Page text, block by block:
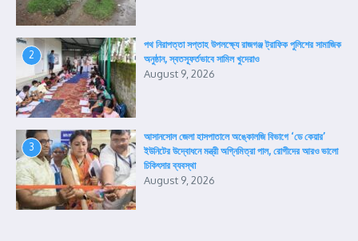
2
পথ নিরাপত্তা সপ্তাহ উপলক্ষ্যে রাজগঞ্জ ট্রাফিক পুলিশের সামাজিক
অনুষ্ঠান, স্বতস্ফূর্তভাবে সামিল খুদেরাও
August 9, 2026
3
আসানসোল জেলা হাসপাতালে অঙ্কোলজি বিভাগে ‘ডে কেয়ার’
ইউনিটের উদ্বোধনে মন্ত্রী অগ্নিমিত্রা পাল, রোগীদের আরও ভালো
চিকিৎসার ব্যবস্থা
August 9, 2026